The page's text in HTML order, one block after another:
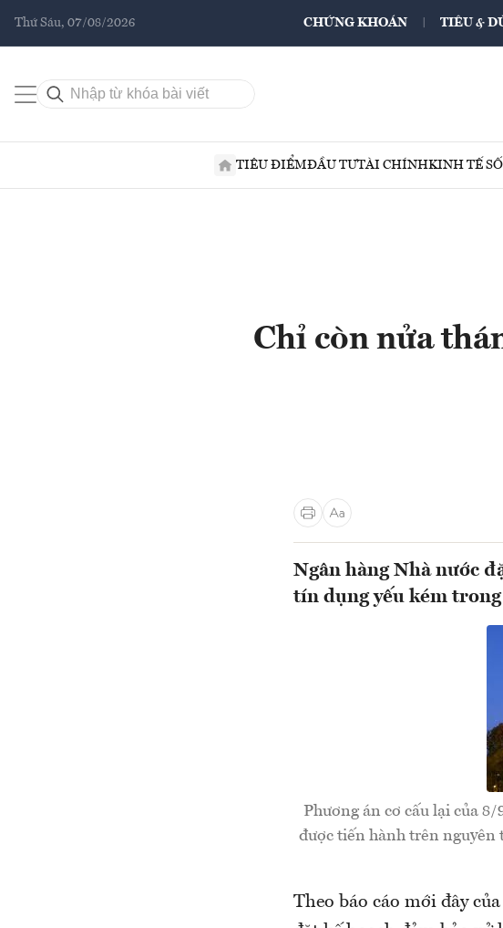
Thứ Sáu, 07/08/2026 CHỨNG KHOÁN TIÊU &
TIÊU ĐIỂMĐẦU TƯTÀI CHÍNHKINH TẾ SỐ
Chỉ còn nửa
Ngân hàng Nhà nước
tín dụng yếu kém
Phương án cơ cấu lại của
được tiến hành trên nguyên
Theo báo cáo mới đây